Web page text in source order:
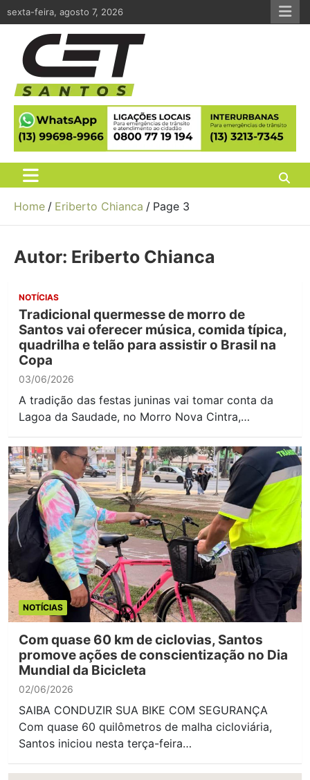
Skip
to
content
sexta-feira, agosto 7, 2026
CET Santos
Companhia de Engenharia de Tráfego de Santos
Home Eriberto Chianca Page 3
Autor: Eriberto Chianca
NOTÍCIAS
Tradicional quermesse de morro de
Santos vai oferecer música, comida típica,
quadrilha e telão para assistir o Brasil na
Copa
03/06/2026
A tradição das festas juninas vai tomar conta da
Lagoa da Saudade, no Morro Nova Cintra,…
NOTÍCIAS
Com quase 60 km de ciclovias, Santos
promove ações de conscientização no Dia
Mundial da Bicicleta
02/06/2026
SAIBA CONDUZIR SUA BIKE COM SEGURANÇA
Com quase 60 quilômetros de malha cicloviária,
Santos iniciou nesta terça-feira…